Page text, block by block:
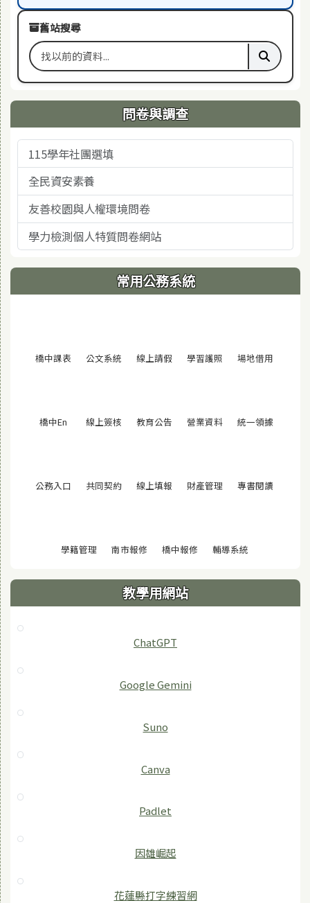
舊站搜尋
搜尋舊站關鍵字 執行舊
問卷與調查
115學年社團選填
全民資安素養
友善校園與人權環境問卷
學力檢測個人特質問卷網站
常用公務系統
橋中課表 (另開視窗)
公文系統 (另開視窗)
線上請假 (另開視窗)
學習護照 (另開視窗)
場地借用
橋中En (另開視窗)
線上簽核 (另開視窗)
教育公告 (另開視窗)
營業資料(另開視窗)
統一領據
公務入口 (另開視窗)
共同契約(另開視窗)
線上填報 (另開視窗)
財產管理 (另開視窗)
專書閱讀
學籍管理(另開視窗)
南市報修(另開視窗)
橋中報修(另開視窗)
輔導系統(另開視窗)
教學用網站
ChatGPT
‎Google Gemini
Suno
Canva
Padlet
因雄崛起
花蓮縣打字練習網